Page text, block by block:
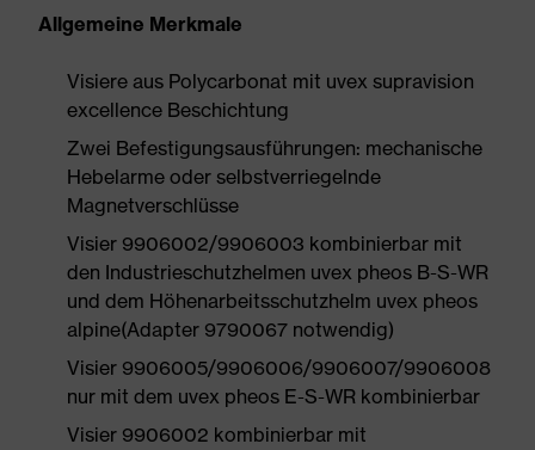
Allgemeine Merkmale
Visiere aus Polycarbonat mit uvex supravision
excellence Beschichtung
Zwei Befestigungsausführungen: mechanische
Hebelarme oder selbstverriegelnde
Magnetverschlüsse
Visier 9906002/9906003 kombinierbar mit
den Industrieschutzhelmen uvex pheos B-S-WR
und dem Höhenarbeitsschutzhelm uvex pheos
alpine(Adapter 9790067 notwendig)
Visier 9906005/9906006/9906007/9906008
nur mit dem uvex pheos E-S-WR kombinierbar
Visier 9906002 kombinierbar mit